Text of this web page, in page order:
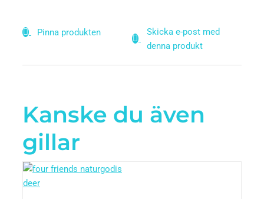
Pinna produkten
Skicka e-post med
denna produkt
Kanske du även
gillar